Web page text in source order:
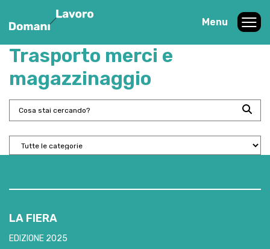
Menu
Trasporto merci e
magazzinaggio
LA FIERA
EDIZIONE 2025